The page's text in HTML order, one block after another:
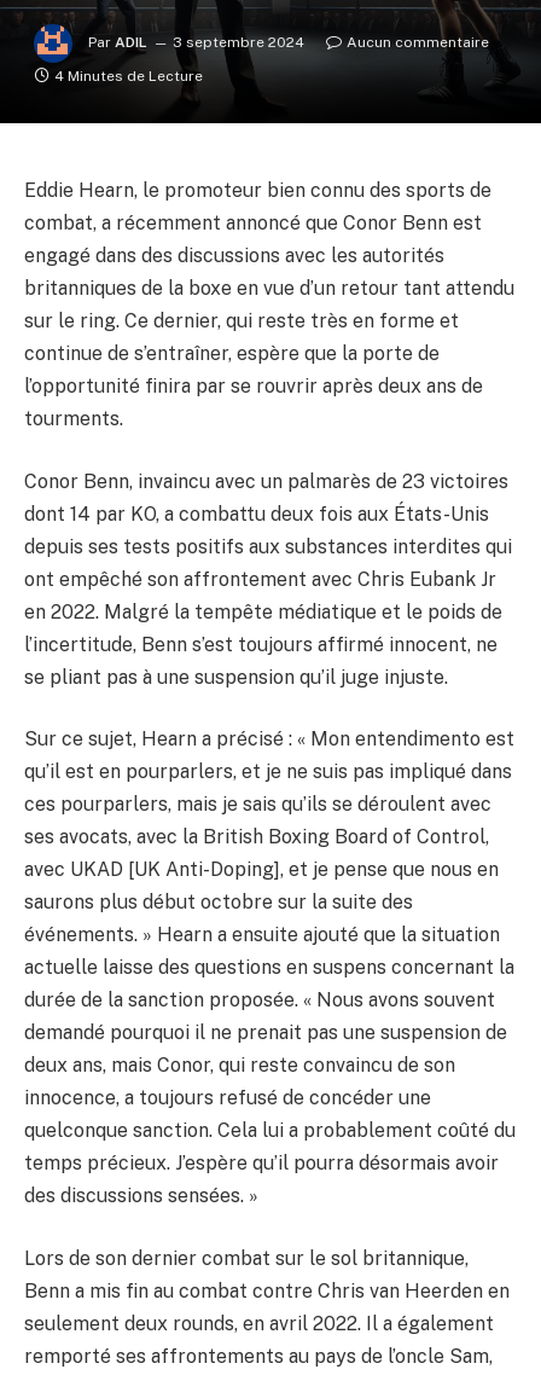
Par ADIL 3 septembre 2024
Aucun commentaire
4 Minutes de Lecture
Eddie Hearn, le promoteur bien connu des sports de
combat, a récemment annoncé que Conor Benn est
engagé dans des discussions avec les autorités
britanniques de la boxe en vue d’un retour tant attendu
sur le ring. Ce dernier, qui reste très en forme et
continue de s’entraîner, espère que la porte de
l’opportunité finira par se rouvrir après deux ans de
tourments.
Conor Benn, invaincu avec un palmarès de 23 victoires
dont 14 par KO, a combattu deux fois aux États-Unis
depuis ses tests positifs aux substances interdites qui
ont empêché son affrontement avec Chris Eubank Jr
en 2022. Malgré la tempête médiatique et le poids de
l’incertitude, Benn s’est toujours affirmé innocent, ne
se pliant pas à une suspension qu’il juge injuste.
Sur ce sujet, Hearn a précisé : « Mon entendimento est
qu’il est en pourparlers, et je ne suis pas impliqué dans
ces pourparlers, mais je sais qu’ils se déroulent avec
ses avocats, avec la British Boxing Board of Control,
avec UKAD [UK Anti-Doping], et je pense que nous en
saurons plus début octobre sur la suite des
événements. » Hearn a ensuite ajouté que la situation
actuelle laisse des questions en suspens concernant la
durée de la sanction proposée. « Nous avons souvent
demandé pourquoi il ne prenait pas une suspension de
deux ans, mais Conor, qui reste convaincu de son
innocence, a toujours refusé de concéder une
quelconque sanction. Cela lui a probablement coûté du
temps précieux. J’espère qu’il pourra désormais avoir
des discussions sensées. »
Lors de son dernier combat sur le sol britannique,
Benn a mis fin au combat contre Chris van Heerden en
seulement deux rounds, en avril 2022. Il a également
remporté ses affrontements au pays de l’oncle Sam,